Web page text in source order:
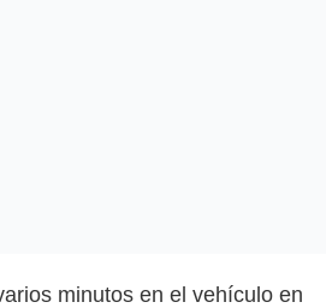
minutos en el vehículo en